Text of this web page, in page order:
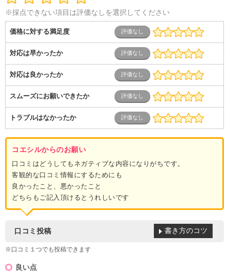
※採点できない項目は評価なしを選択してください
価格に対する満足度
対応は早かったか
対応は良かったか
スムーズにお願いできたか
トラブルはなかったか
コエシルからのお願い
口コミはどうしてもネガティブな内容になりがちです。
客観的な口コミ情報にするためにも
良かったこと、悪かったこと
どちらもご記入頂けるとうれしいです
口コミ投稿
※口コミ１つでも投稿できます
書き方のコツ
良い点